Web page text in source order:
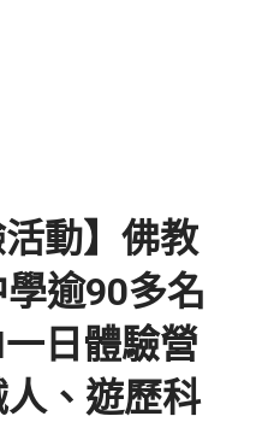
活動】佛教
逾90多名
日體驗營
、遊歷科